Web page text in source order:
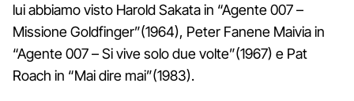
lui abbiamo visto Harold Sakata in “Agente 007 –
Missione Goldfinger”(1964), Peter Fanene Maivia in
“Agente 007 – Si vive solo due volte”(1967) e Pat
Roach in “Mai dire mai”(1983).